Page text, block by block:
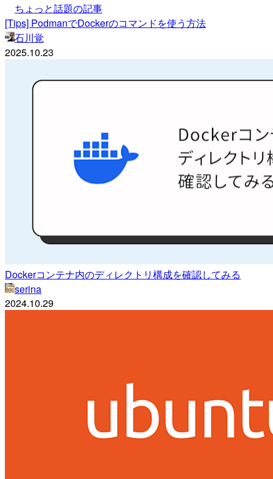
ちょっと話題の記事
[Tips] PodmanでDockerのコマンドを使う方法
石川覚
2025.10.23
Dockerコンテナ内のディレクトリ構成を確認してみる
serina
2024.10.29